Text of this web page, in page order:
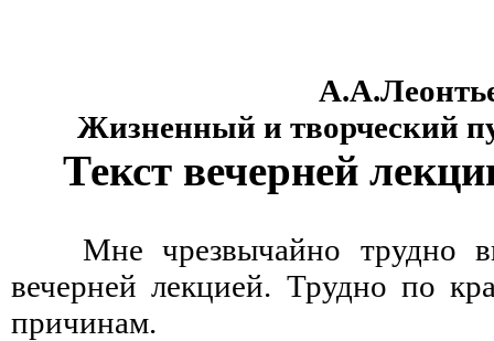
Жизненный и творческий
Текст вечерней
Мне чрезвычайно трудно
вечерней лекцией. Трудно по
причинам.